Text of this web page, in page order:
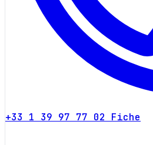
+33 1 39 97 77 02 Fiche